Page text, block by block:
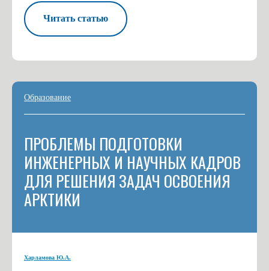
Читать статью
Образование
ПРОБЛЕМЫ ПОДГОТОВКИ
ИНЖЕНЕРНЫХ И НАУЧНЫХ КАДРОВ
ДЛЯ РЕШЕНИЯ ЗАДАЧ ОСВОЕНИЯ
АРКТИКИ
Харламова Ю.А.